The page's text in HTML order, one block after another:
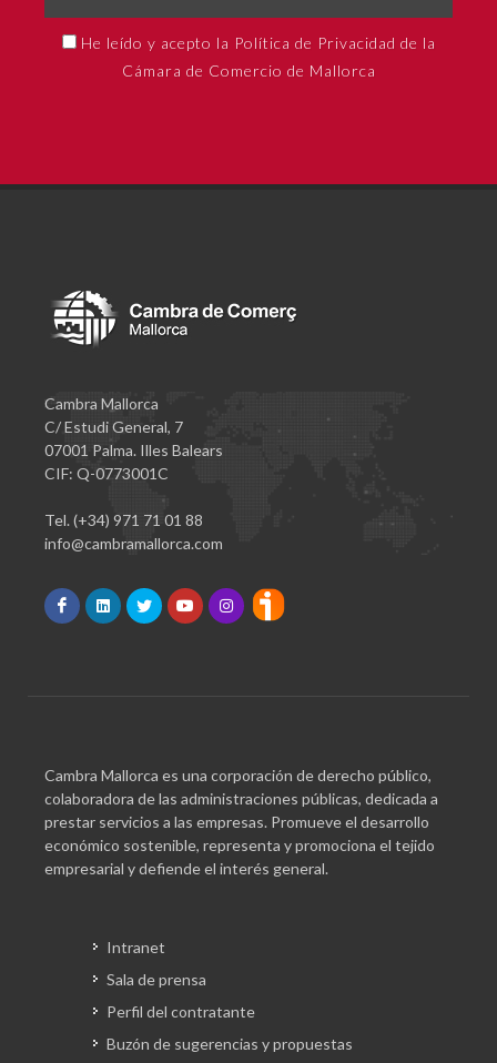
He leído y acepto la Política de Privacidad de la
Cámara de Comercio de Mallorca
Cambra Mallorca
C/ Estudi General, 7
07001 Palma. Illes Balears
CIF: Q-0773001C
Tel. (+34) 971 71 01 88
info@cambramallorca.com
Cambra Mallorca es una corporación de derecho público,
colaboradora de las administraciones públicas, dedicada a
prestar servicios a las empresas. Promueve el desarrollo
económico sostenible, representa y promociona el tejido
empresarial y defiende el interés general.
Intranet
Sala de prensa
Perfil del contratante
Buzón de sugerencias y propuestas